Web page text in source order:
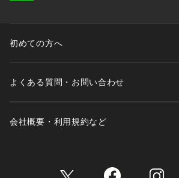
初めての方へ
よくある質問・お問い合わせ
会社概要・利用規約など